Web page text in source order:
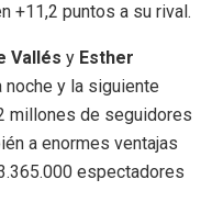
+11,2 puntos a su rival.
Vallés y Esther
y la siguiente
millones de seguidores
a enormes ventajas
espectadores